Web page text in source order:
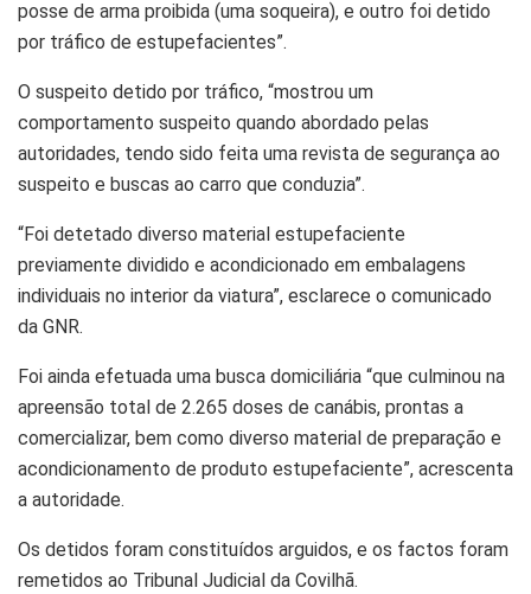
posse de arma proibida (uma soqueira), e outro foi detido
por tráfico de estupefacientes”.
O suspeito detido por tráfico, “mostrou um
comportamento suspeito quando abordado pelas
autoridades, tendo sido feita uma revista de segurança ao
suspeito e buscas ao carro que conduzia”.
“Foi detetado diverso material estupefaciente
previamente dividido e acondicionado em embalagens
individuais no interior da viatura”, esclarece o comunicado
da GNR.
Foi ainda efetuada uma busca domiciliária “que culminou na
apreensão total de 2.265 doses de canábis, prontas a
comercializar, bem como diverso material de preparação e
acondicionamento de produto estupefaciente”, acrescenta
a autoridade.
Os detidos foram constituídos arguidos, e os factos foram
remetidos ao Tribunal Judicial da Covilhã.